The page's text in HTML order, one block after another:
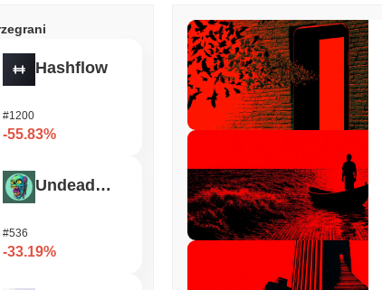
Hashflow
#1200
-55.83%
Undeads Games
#536
-33.19%